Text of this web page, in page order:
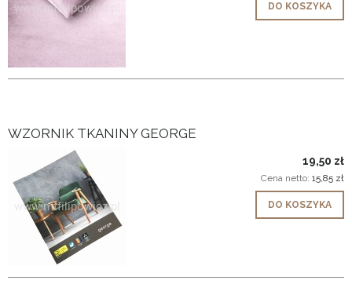
DO KOSZYKA
WZORNIK TKANINY GEORGE
19,50 zł
Cena netto: 15,85 zł
DO KOSZYKA